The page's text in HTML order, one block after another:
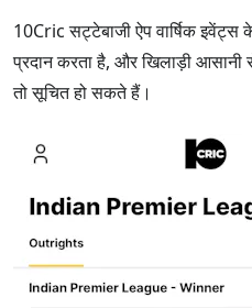
10Cric सट्टेबाजी ऐप वार्षिक इवेंट्स
प्रदान करता है, और खिलाड़ी आसानी
तो सूचित हो सकते हैं।